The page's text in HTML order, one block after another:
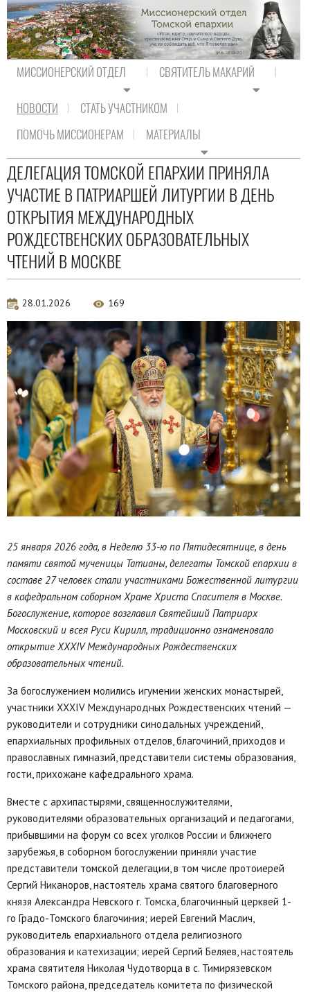
МИССИОНЕРСКИЙ ОТДЕЛ СВЯТИТЕЛЬ МАКАРИЙ
НОВОСТИ
СТАТЬ УЧАСТНИКОМ
ПОМОЧЬ МИССИОНЕРАМ
МАТЕРИАЛЫ
Новости епархии
ДЕЛЕГАЦИЯ ТОМСКОЙ ЕПАРХИИ ПРИНЯЛА
УЧАСТИЕ В ПАТРИАРШЕЙ ЛИТУРГИИ В ДЕНЬ
ОТКРЫТИЯ МЕЖДУНАРОДНЫХ
РОЖДЕСТВЕНСКИХ ОБРАЗОВАТЕЛЬНЫХ
ЧТЕНИЙ В МОСКВЕ
28.01.2026 169
25 января 2026 года, в Неделю 33-ю по Пятидесятнице, в день
памяти святой мученицы Татианы, делегаты Томской епархии в
составе 27 человек стали участниками Божественной литургии
в кафедральном соборном Храме Христа Спасителя в Москве.
Богослужение, которое возглавил Святейший Патриарх
Московский и всея Руси Кирилл, традиционно ознаменовало
открытие XXXIV Международных Рождественских
образовательных чтений.
За богослужением молились игумении женских монастырей,
участники XXХIV Международных Рождественских чтений —
руководители и сотрудники синодальных учреждений,
епархиальных профильных отделов, благочиний, приходов и
православных гимназий, представители системы образования,
гости, прихожане кафедрального храма.
Вместе с архипастырями, священнослужителями,
руководителями образовательных организаций и педагогами,
прибывшими на форум со всех уголков России и ближнего
зарубежья, в соборном богослужении приняли участие
представители томской делегации, в том числе протоиерей
Сергий Никаноров, настоятель храма святого благоверного
князя Александра Невского г. Томска, благочинный церквей 1-
го Градо-Томского благочиния; иерей Евгений Маслич,
руководитель епархиального отдела религиозного
образования и катехизации; иерей Сергий Беляев, настоятель
храма святителя Николая Чудотворца в с. Тимирязевском
Томского района, председатель комитета по физической